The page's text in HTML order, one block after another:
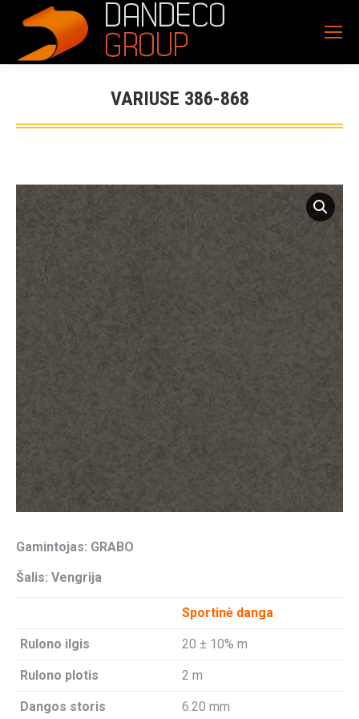
VARIUSE 386-868
Gamintojas: GRABO
Šalis: Vengrija
Sportinė danga
Rulono ilgis 20 ± 10% m
Rulono plotis 2 m
Dangos storis 6.20 mm